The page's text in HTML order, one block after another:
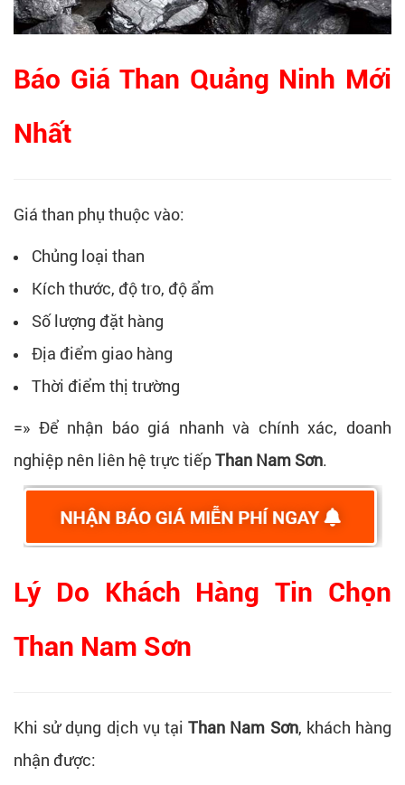
Báo Giá Than Quảng Ninh Mới
Nhất
Giá than phụ thuộc vào:
Chủng loại than
Kích thước, độ tro, độ ẩm
Số lượng đặt hàng
Địa điểm giao hàng
Thời điểm thị trường
=» Để nhận báo giá nhanh và chính xác, doanh
nghiệp nên liên hệ trực tiếpThan Nam Sơn.
Lý Do Khách Hàng Tin Chọn
Than Nam Sơn
Khi sử dụng dịch vụ tạiThan Nam Sơn, khách hàng
nhận được: